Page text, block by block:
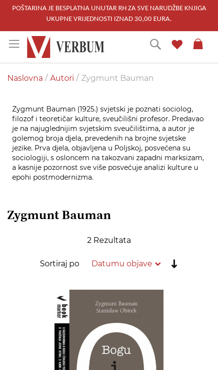
POŠTARINA JE BESPLATNA UNUTAR RH ZA SVE NARUDŽBE KNJIGA
UKUPNE VRIJEDNOSTI IZNAD 30,00 EURA.
to
Content
Traži
Naslovna Autori Zygmunt Bauman
Zygmunt Bauman (1925.) svjetski je poznati sociolog,
filozof i teoretičar kulture, sveučilišni profesor. Predavao
je na najuglednijim svjetskim sveučilištima, a autor je
golemog broja djela, prevedenih na brojne svjetske
jezike. Prva djela, objavljena u Poljskoj, posvećena su
sociologiji, s osloncem na takozvani zapadni marksizam,
a kasnije pozornost sve više posvećuje analizi kulture u
epohi postmodernizma.
Zygmunt Bauman
2 Rezultata
Sortiraj po